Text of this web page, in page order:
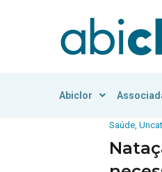
Abiclor
Saúde,